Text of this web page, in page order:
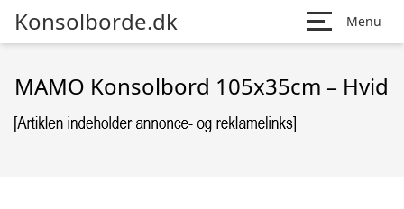
Konsolborde.dk Menu
MAMO Konsolbord 105x35cm – Hvid